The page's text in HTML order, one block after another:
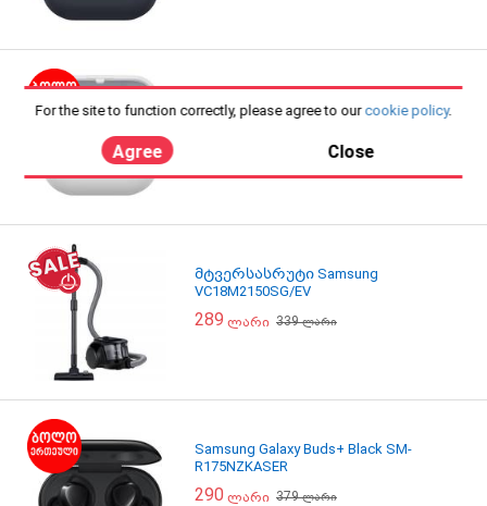
SM-R420NZAACIS ვერცხლისფერი
მტვერსასრუტი Samsung
VC18M2150SG/EV
289 ლარი 339ლარი
Samsung Galaxy Buds+ Black SM-
R175NZKASER
290 ლარი 379ლარი
For the site to function correctly, please agree to our cookie policy.
Agree Close